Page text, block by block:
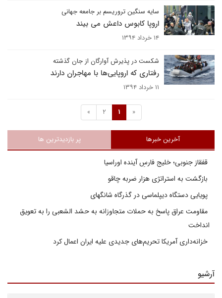
سایه سنگین تروریسم بر جامعه جهانی
اروپا کابوس داعش می بیند
۱۴ خرداد ۱۳۹۴
شکست در پذیرش آوارگان از جان گذشته
رفتاری که اروپایی‌ها با مهاجران دارند
۱۱ خرداد ۱۳۹۴
«
1
2
»
آخرین خبرها پر بازدیدترین ها
قفقاز جنوبی؛ خلیج فارسِ آینده اوراسیا
بازگشت به استراتژی هزار ضربه چاقو
پویایی دستگاه دیپلماسی در گذرگاه شانگهای
مقاومت عراق پاسخ به حملات متجاوزانه به حشد الشعبی را به تعویق
انداخت
خزانه‌داری آمریکا تحریم‌های جدیدی علیه ایران اعمال کرد
آرشیو